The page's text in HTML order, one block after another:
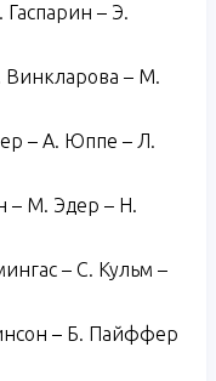
Гаспарин – Э.
Винкларова – М.
– А. Юппе – Л.
– М. Эдер – Н.
– С. Кульм –
– Б. Пайффер